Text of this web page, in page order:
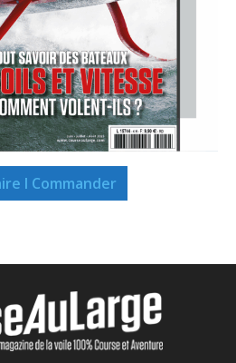
I Commander